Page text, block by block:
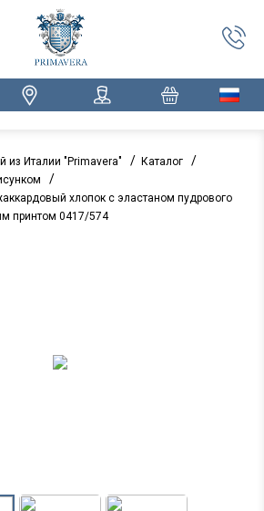
из Италии "Primavera" / Каталог /
/
хлопок с эластаном пудрового
принтом 0417/574